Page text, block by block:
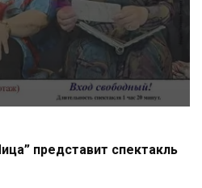
Искать
представит спектакль